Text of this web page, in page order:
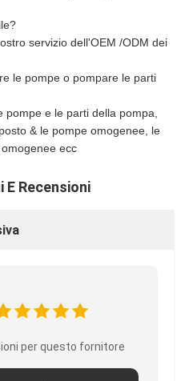
servizio dell'OEM /ODM dei
le pompe o pompare le parti
pompe e le parti della pompa,
& le pompe omogenee, le
ecc
Recensioni
per questo fornitore